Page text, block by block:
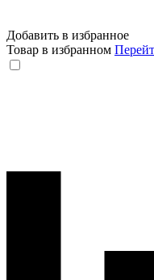
Добавить в избранное
Товар в избранном